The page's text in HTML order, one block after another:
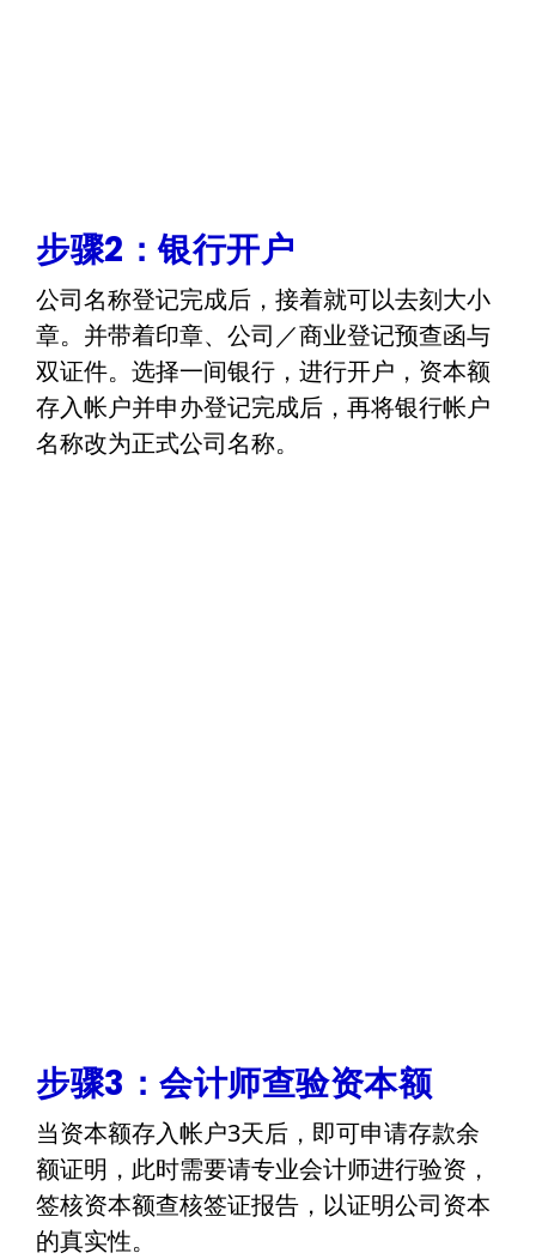
步骤2：银行开户
公司名称登记完成后，接着就可以去刻大小
章。并带着印章、公司／商业登记预查函与
双证件。选择一间银行，进行开户，资本额
存入帐户并申办登记完成后，再将银行帐户
名称改为正式公司名称。
步骤3：会计师查验资本额
当资本额存入帐户3天后，即可申请存款余
额证明，此时需要请专业会计师进行验资，
签核资本额查核签证报告，以证明公司资本
的真实性。